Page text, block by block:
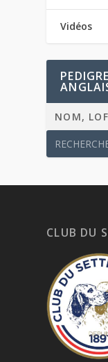
Vidéos
CLUB DU